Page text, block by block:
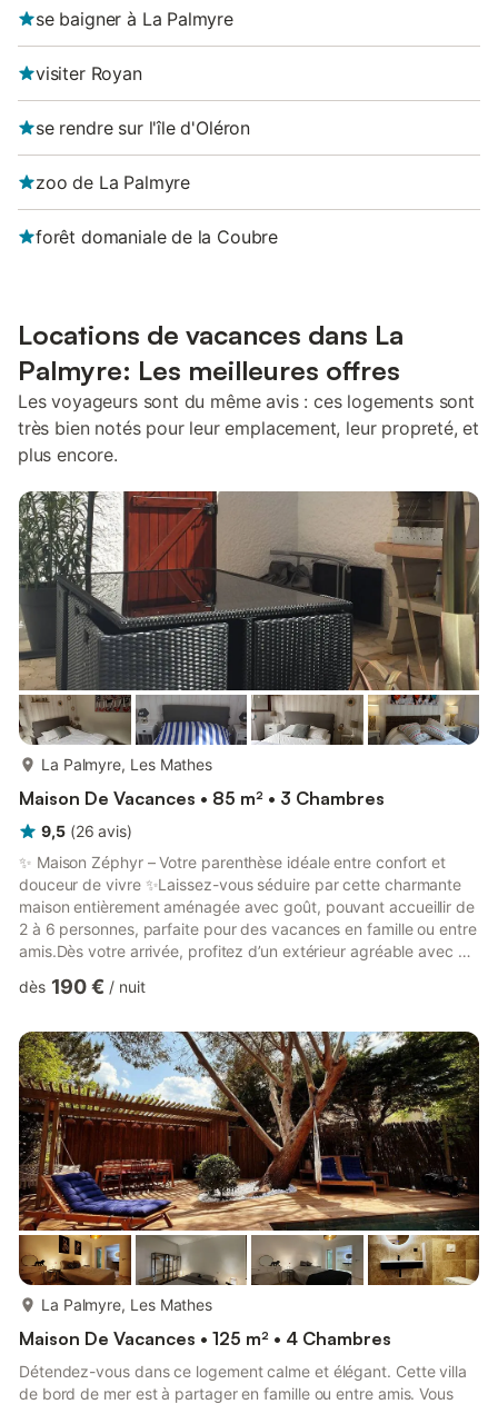
se baigner à La Palmyre
visiter Royan
se rendre sur l'île d'Oléron
zoo de La Palmyre
forêt domaniale de la Coubre
Locations de vacances dans La
Palmyre: Les meilleures offres
Les voyageurs sont du même avis : ces logements sont
très bien notés pour leur emplacement, leur propreté, et
plus encore.
La Palmyre, Les Mathes
Maison De Vacances • 85 m² • 3 Chambres
9,5 (26 avis)
✨ Maison Zéphyr – Votre parenthèse idéale entre confort et
douceur de vivre ✨Laissez-vous séduire par cette charmante
maison entièrement aménagée avec goût, pouvant accueillir de
2 à 6 personnes, parfaite pour des vacances en famille ou entre
amis.Dès votre arrivée, profitez d’un extérieur agréable avec un
ensoleillés. À l’arrière, une cour intime vous attend avec salon de
l’intérieur, la maison offre un espace de vie lumineux et
chaleureux avec une cuisine ouverte sur...
dès 190 € / nuit
La Palmyre, Les Mathes
Maison De Vacances • 125 m² • 4 Chambres
Détendez-vous dans ce logement calme et élégant. Cette villa
de bord de mer est à partager en famille ou entre amis. Vous